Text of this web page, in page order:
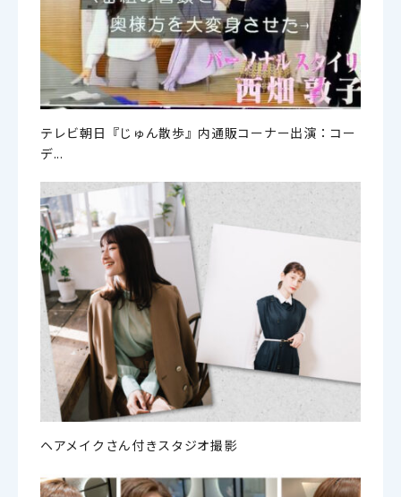
テレビ朝日『じゅん散歩』内通販コーナー出演：コー
デ...
ヘアメイクさん付きスタジオ撮影